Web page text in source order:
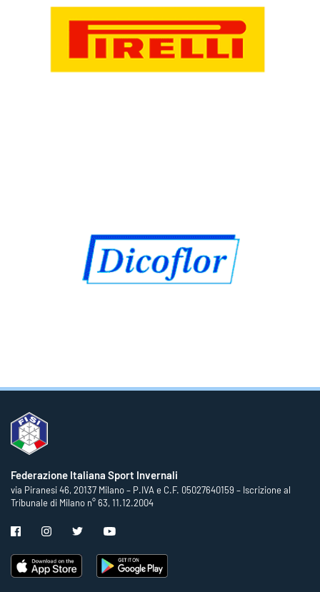
Federazione Italiana Sport Invernali
via Piranesi 46, 20137 Milano – P.IVA e C.F. 05027640159 – Iscrizione al
Tribunale di Milano n° 63, 11.12.2004